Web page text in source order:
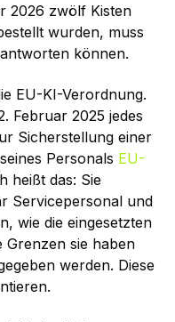
2026 zwölf Kisten
wurden, muss
können.
EU-KI-Verordnung.
Februar 2025 jedes
Sicherstellung einer
Personals EU-
heißt das: Sie
Servicepersonal und
wie die eingesetzten
sie haben
werden. Diese